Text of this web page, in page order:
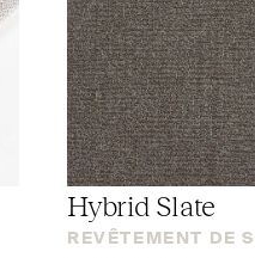
Hybrid Slate
REVÊTEMENT DE